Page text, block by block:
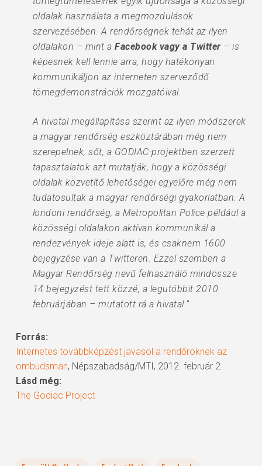
oldalak használata a megmozdulások
szervezésében. A rendőrségnek tehát az ilyen
oldalakon – mint aFacebook vagy a Twitter – is
képesnek kell lennie arra, hogy hatékonyan
kommunikáljon az interneten szerveződő
tömegdemonstrációk mozgatóival.
A hivatal megállapítása szerint az ilyen módszerek
a magyar rendőrség eszköztárában még nem
szerepelnek, sőt, a GODIAC-projektben szerzett
tapasztalatok azt mutatják, hogy a közösségi
oldalak közvetítő lehetőségei egyelőre még nem
tudatosultak a magyar rendőrségi gyakorlatban. A
londoni rendőrség, a Metropolitan Police például a
közösségi oldalakon aktívan kommunikál a
rendezvények ideje alatt is, és csaknem 1600
bejegyzése van a Twitteren. Ezzel szemben a
Magyar Rendőrség nevű felhasználó mindössze
14 bejegyzést tett közzé, a legutóbbit 2010
februárjában – mutatott rá a hivatal.”
Forrás:
Internetes továbbképzést javasol a rendőröknek az
ombudsman, Népszabadság/MTI, 2012. február 2.
Lásd még:
The Godiac Project